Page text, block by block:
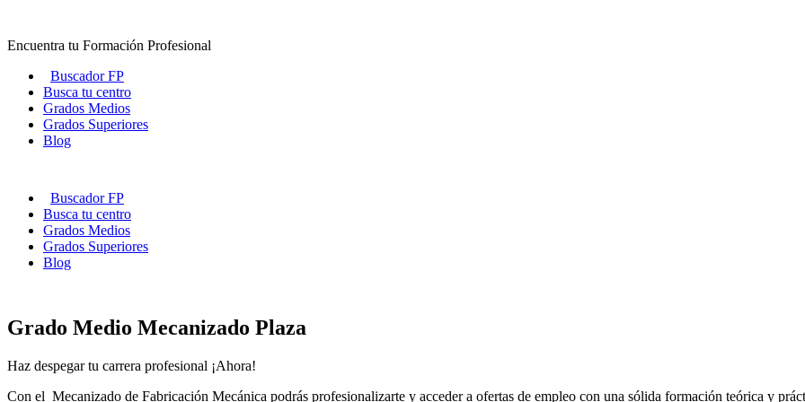
contenido
Encuentra tu Formación Profesional
Buscador FP
Busca tu centro
Grados Medios
Grados Superiores
Blog
Buscador FP
Busca tu centro
Grados Medios
Grados Superiores
Blog
Grado Medio Mecanizado Plaza
Haz despegar tu carrera profesional ¡Ahora!
Con el Mecanizado de Fabricación Mecánica podrás profesionalizarte y acceder a ofertas de empleo con una sólida formación teórica y